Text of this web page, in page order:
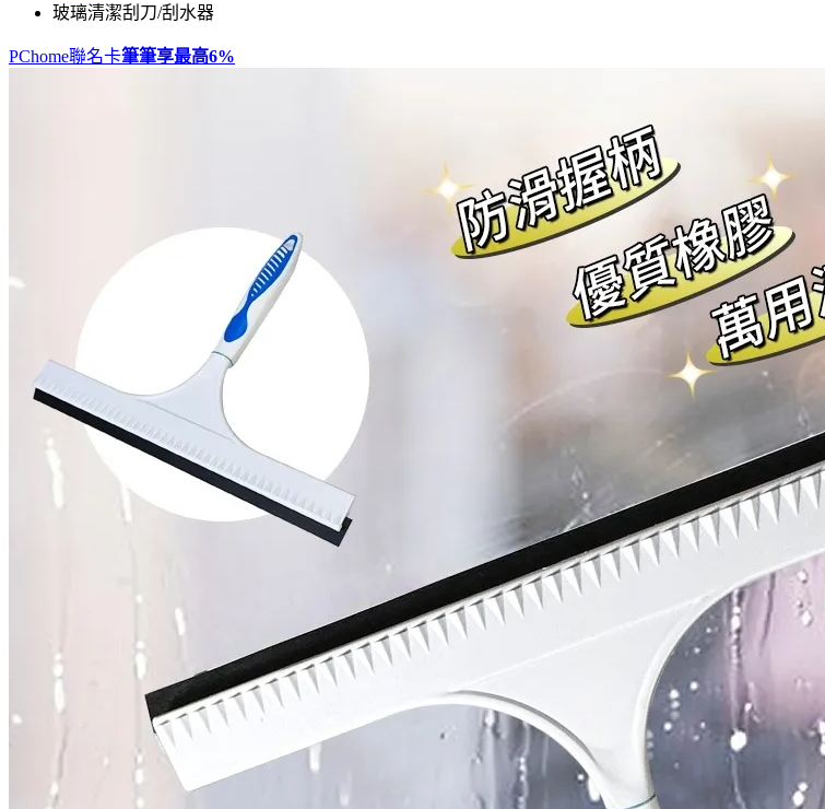
玻璃清潔刮刀/刮水器
PChome聯名卡筆筆享最高6%